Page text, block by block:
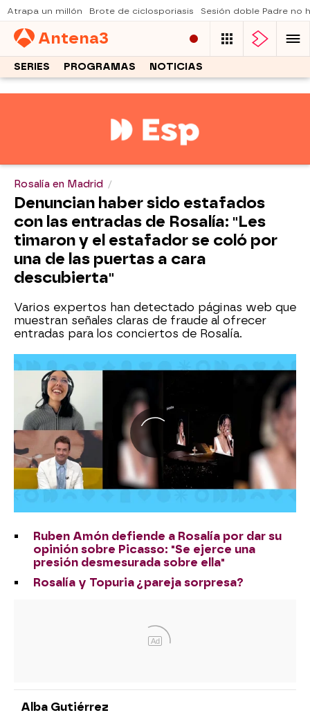
Atrapa un millón Brote de ciclosporiasis Sesión doble Padre no
Antena3
SERIES PROGRAMAS NOTICIAS
Rosalía en Madrid
Denuncian haber sido estafados
con las entradas de Rosalía: "Les
timaron y el estafador se coló por
una de las puertas a cara
descubierta"
Varios expertos han detectado páginas web que
muestran señales claras de fraude al ofrecer
entradas para los conciertos de Rosalía.
Ruben Amón defiende a Rosalía por dar su
opinión sobre Picasso: "Se ejerce una
presión desmesurada sobre ella"
Rosalía y Topuria ¿pareja sorpresa?
Ad
Alba Gutiérrez